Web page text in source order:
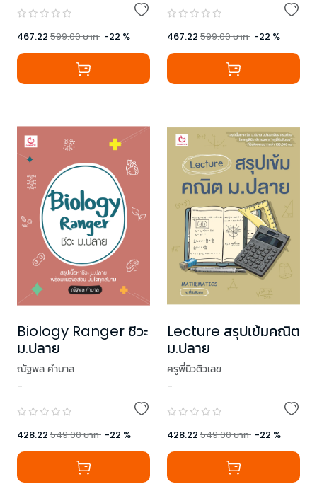
467.22 599.00บาท -22 %
,ครูบิว (สัญชัย)
,ครูปอนด์ (END)
,ลลิพร วิทยศักดิ์ (พี่ยีนต์)
,
โสภณัฐ รัตนโสภา
467.22 599.00บาท -22 %
Biology Ranger ชีวะ
ม.ปลาย
ณัฐพล คำบาล
-
428.22 549.00บาท -22 %
Lecture สรุปเข้มคณิต
ม.ปลาย
ครูพี่นิวติวเลข
-
428.22 549.00บาท -22 %